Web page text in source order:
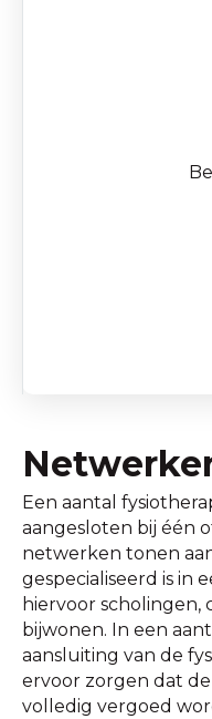
Een aantal
aangesloten bij één
netwerken tonen
gespecialiseerd is in
hiervoor scholingen,
bijwonen. In een
aansluiting van de
ervoor zorgen dat
volledig vergoed